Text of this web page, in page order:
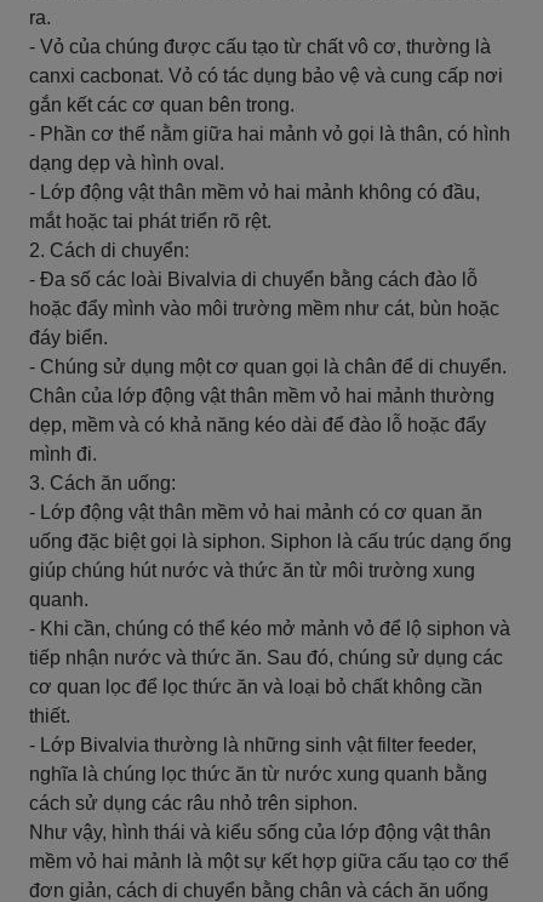
ra.
- Vỏ của chúng được cấu tạo từ chất vô cơ, thường là
canxi cacbonat. Vỏ có tác dụng bảo vệ và cung cấp nơi
gắn kết các cơ quan bên trong.
- Phần cơ thể nằm giữa hai mảnh vỏ gọi là thân, có hình
dạng dẹp và hình oval.
- Lớp động vật thân mềm vỏ hai mảnh không có đầu,
mắt hoặc tai phát triển rõ rệt.
2. Cách di chuyển:
- Đa số các loài Bivalvia di chuyển bằng cách đào lỗ
hoặc đẩy mình vào môi trường mềm như cát, bùn hoặc
đáy biển.
- Chúng sử dụng một cơ quan gọi là chân để di chuyển.
Chân của lớp động vật thân mềm vỏ hai mảnh thường
dẹp, mềm và có khả năng kéo dài để đào lỗ hoặc đẩy
mình đi.
3. Cách ăn uống:
- Lớp động vật thân mềm vỏ hai mảnh có cơ quan ăn
uống đặc biệt gọi là siphon. Siphon là cấu trúc dạng ống
giúp chúng hút nước và thức ăn từ môi trường xung
quanh.
- Khi cần, chúng có thể kéo mở mảnh vỏ để lộ siphon và
tiếp nhận nước và thức ăn. Sau đó, chúng sử dụng các
cơ quan lọc để lọc thức ăn và loại bỏ chất không cần
thiết.
- Lớp Bivalvia thường là những sinh vật filter feeder,
nghĩa là chúng lọc thức ăn từ nước xung quanh bằng
cách sử dụng các râu nhỏ trên siphon.
Như vậy, hình thái và kiểu sống của lớp động vật thân
mềm vỏ hai mảnh là một sự kết hợp giữa cấu tạo cơ thể
đơn giản, cách di chuyển bằng chân và cách ăn uống